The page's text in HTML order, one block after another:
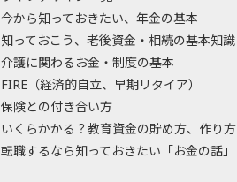
今から知っておきたい、年金の基本
知っておこう、老後資金・相続の基本知識
介護に関わるお金・制度の基本
FIRE（経済的自立、早期リタイア）
保険との付き合い方
いくらかかる？教育資金の貯め方、作り方
転職するなら知っておきたい「お金の話」